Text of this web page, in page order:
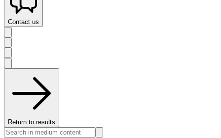
Contact us
Return to results